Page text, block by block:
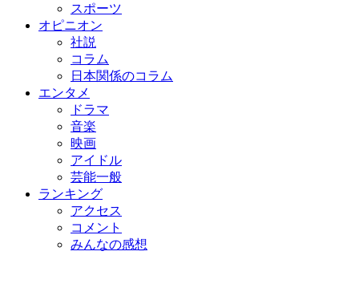
スポーツ
オピニオン
社説
コラム
日本関係のコラム
エンタメ
ドラマ
音楽
映画
アイドル
芸能一般
ランキング
アクセス
コメント
みんなの感想